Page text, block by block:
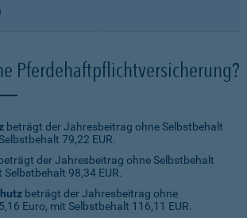
Pferdehaftpflichtversicherung?
beträgt der Jahresbeitrag ohne Selbstbehalt
79,22 EUR.
der Jahresbeitrag ohne Selbstbehalt
Selbstbehalt 98,34 EUR.
beträgt der Jahresbeitrag ohne
Euro, mit Selbstbehalt 116,11 EUR.